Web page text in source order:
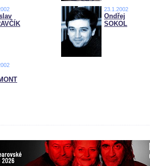
23.1.2002
Ondřej
SOKOL